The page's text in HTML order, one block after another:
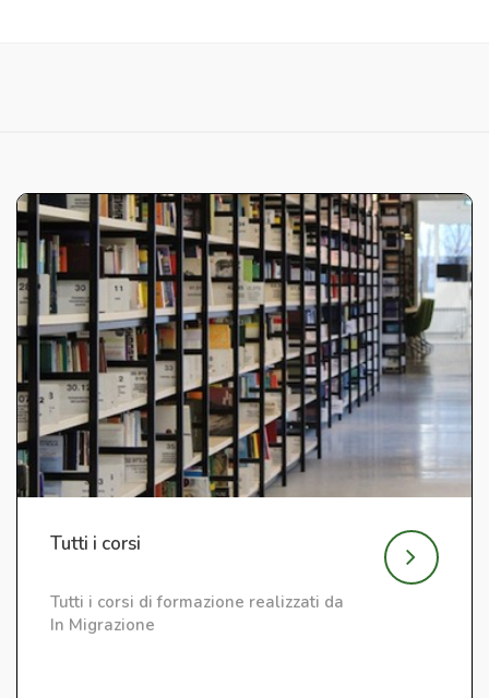
Tutti i corsi
Tutti i corsi di formazione realizzati da
In Migrazione